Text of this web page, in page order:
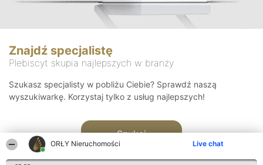
ORŁY Nieruchomości Live chat
Znajdź specjalistę
Plebiscyt skupia najlepszych w branży
Szukasz specjalisty w pobliżu Ciebie? Sprawdź naszą
wyszukiwarkę. Korzystaj tylko z usług najlepszych!
Szukaj